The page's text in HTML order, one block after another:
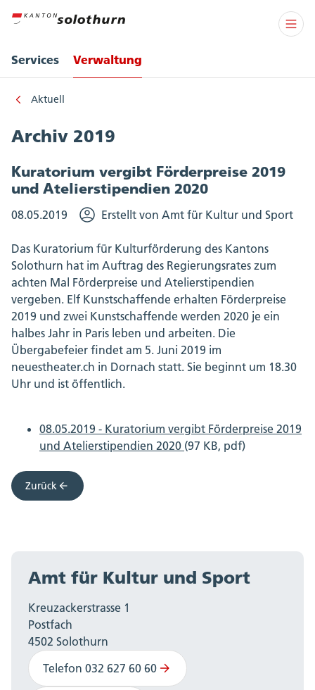
Services Verwaltung
Aktuell
Archiv 2019
Kuratorium vergibt Förderpreise 2019
und Atelierstipendien 2020
08.05.2019 Erstellt von Amt für Kultur und Sport
Das Kuratorium für Kulturförderung des Kantons
Solothurn hat im Auftrag des Regierungsrates zum
achten Mal Förderpreise und Atelierstipendien
vergeben. Elf Kunstschaffende erhalten Förderpreise
2019 und zwei Kunstschaffende werden 2020 je ein
halbes Jahr in Paris leben und arbeiten. Die
Übergabefeier findet am 5. Juni 2019 im
neuestheater.ch in Dornach statt. Sie beginnt um 18.30
Uhr und ist öffentlich.
08.05.2019 - Kuratorium vergibt Förderpreise 2019
und Atelierstipendien 2020 (97 KB, pdf)
Zurück
Amt für Kultur und Sport
Kreuzackerstrasse 1
Postfach
4502 Solothurn
Telefon 032 627 60 60